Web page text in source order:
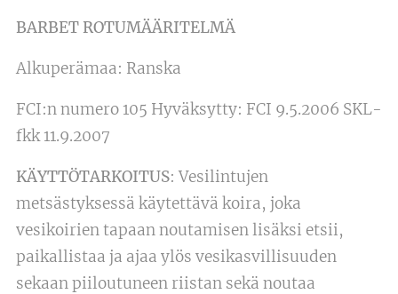
BARBET ROTUMÄÄRITELMÄ
Alkuperämaa: Ranska
FCI:n numero 105 Hyväksytty: FCI 9.5.2006 SKL-
fkk 11.9.2007
KÄYTTÖTARKOITUS: Vesilintujen
metsästyksessä käytettävä koira, joka
vesikoirien tapaan noutamisen lisäksi etsii,
paikallistaa ja ajaa ylös vesikasvillisuuden
sekaan piiloutuneen riistan sekä noutaa